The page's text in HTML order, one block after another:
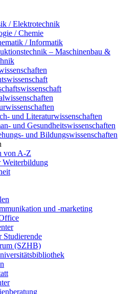
/ Elektrotechnik
/ Chemie
/ Informatik
– Maschinenbau &
und Literaturwissenschaften
und Gesundheitswissenschaften
und Bildungswissenschaften
von A-Z
Weiterbildung
und -marketing
Studierende
(SZHB)